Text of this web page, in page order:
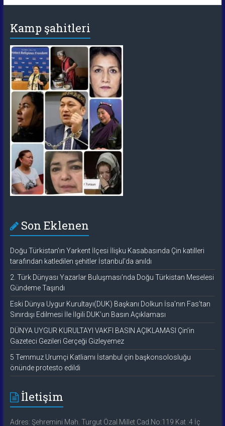
Kamp şahitleri
Son Eklenen
Doğu Türkistan’ın Yarkent İlçesi İlişku Kasabasında Çin katilleri
tarafından katledilen şehitler İstanbul’da anıldı
2. Türk Dünyası Yazarlar Buluşması’nda Doğu Türkistan Meselesi
Gündeme Taşındı
Eski Dünya Uygur Kurultayı(DUK) Başkanı Dolkun İsa’nın Fas’tan
Sınırdışı Edilmesi İle İlgili DUK’un Basın Açıklaması
DÜNYA UYGUR KURULTAYI VAKFI BASIN AÇIKLAMASI Çin’in
Gazeteci Gezileri Gerçeği Gizleyemez
5 Temmuz Urumçi Katliamı İstanbul çin başkonsolosluğu
önünde protesto edildi
İletişim
Adres: Şehremini Mah. Turgut Özal Millet Cad.No:119 Kat :4 İç